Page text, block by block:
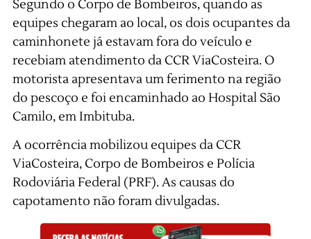
Segundo o Corpo de Bombeiros, quando as
equipes chegaram ao local, os dois ocupantes da
caminhonete já estavam fora do veículo e
recebiam atendimento da CCR ViaCosteira. O
motorista apresentava um ferimento na região
do pescoço e foi encaminhado ao Hospital São
Camilo, em Imbituba.
A ocorrência mobilizou equipes da CCR
ViaCosteira, Corpo de Bombeiros e Polícia
Rodoviária Federal (PRF). As causas do
capotamento não foram divulgadas.